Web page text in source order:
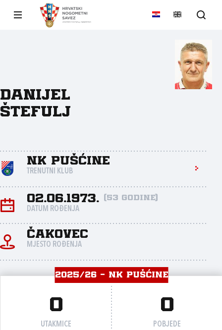
Danijel
Štefulj
NK Pušćine
TRENUTNI KLUB
02.06.1973. (53 godine)
DATUM ROĐENJA
Čakovec
MJESTO ROĐENJA
2025/26 - NK PUŠĆINE
0
UTAKMICE
0
POBJEDE